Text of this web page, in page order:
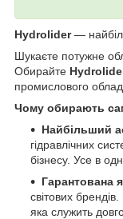
Hydrolider—
Шукаєте потужне
Обирайте
промислового
Чому обирають
Найбільший
гідравлічних
бізнесу. Усе в
Гарантована
світових
яка служить